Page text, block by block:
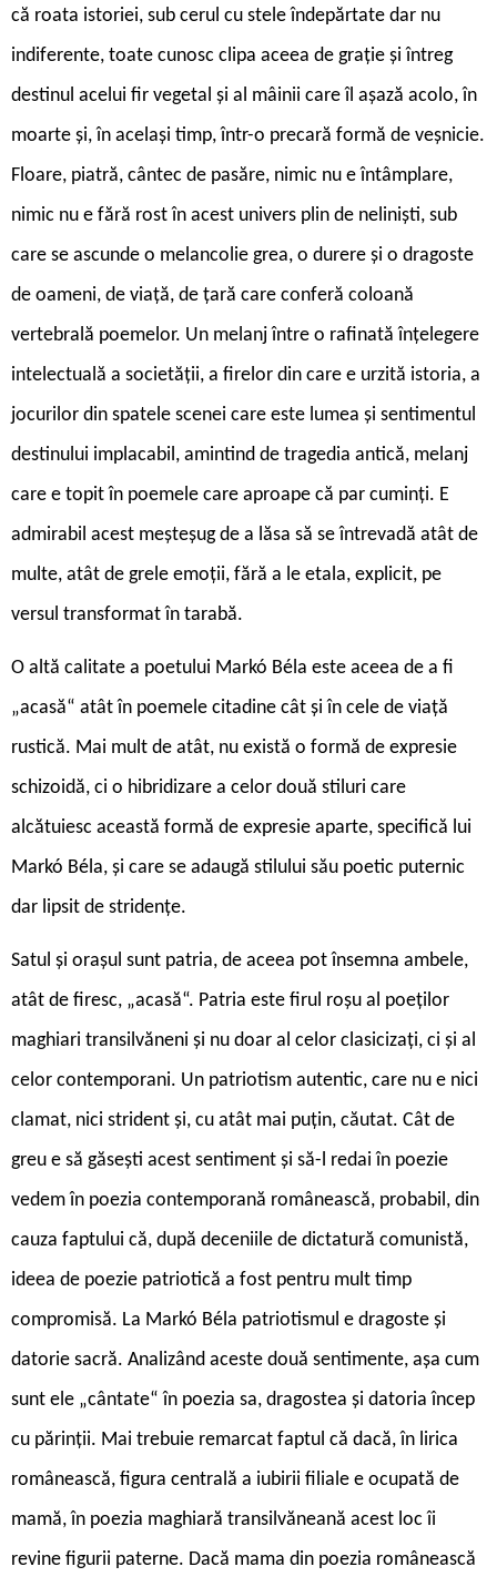
că roata istoriei, sub cerul cu stele îndepărtate dar nu
indiferente, toate cunosc clipa aceea de grație și întreg
destinul acelui fir vegetal și al mâinii care îl așază acolo, în
moarte și, în același timp, într-o precară formă de veșnicie.
Floare, piatră, cântec de pasăre, nimic nu e întâmplare,
nimic nu e fără rost în acest univers plin de neliniști, sub
care se ascunde o melancolie grea, o durere și o dragoste
de oameni, de viață, de țară care conferă coloană
vertebrală poemelor. Un melanj între o rafinată înțelegere
intelectuală a societății, a firelor din care e urzită istoria, a
jocurilor din spatele scenei care este lumea și sentimentul
destinului implacabil, amintind de tragedia antică, melanj
care e topit în poemele care aproape că par cuminți. E
admirabil acest meșteșug de a lăsa să se întrevadă atât de
multe, atât de grele emoții, fără a le etala, explicit, pe
versul transformat în tarabă.
O altă calitate a poetului Markó Béla este aceea de a fi
„acasă“ atât în poemele citadine cât și în cele de viață
rustică. Mai mult de atât, nu există o formă de expresie
schizoidă, ci o hibridizare a celor două stiluri care
alcătuiesc această formă de expresie aparte, specifică lui
Markó Béla, și care se adaugă stilului său poetic puternic
dar lipsit de stridențe.
Satul și orașul sunt patria, de aceea pot însemna ambele,
atât de firesc, „acasă“. Patria este firul roșu al poeților
maghiari transilvăneni și nu doar al celor clasicizați, ci și al
celor contemporani. Un patriotism autentic, care nu e nici
clamat, nici strident și, cu atât mai puțin, căutat. Cât de
greu e să găsești acest sentiment și să-l redai în poezie
vedem în poezia contemporană românească, probabil, din
cauza faptului că, după deceniile de dictatură comunistă,
ideea de poezie patriotică a fost pentru mult timp
compromisă. La Markó Béla patriotismul e dragoste și
datorie sacră. Analizând aceste două sentimente, așa cum
sunt ele „cântate“ în poezia sa, dragostea și datoria încep
cu părinții. Mai trebuie remarcat faptul că dacă, în lirica
românească, figura centrală a iubirii filiale e ocupată de
mamă, în poezia maghiară transilvăneană acest loc îi
revine figurii paterne. Dacă mama din poezia românească